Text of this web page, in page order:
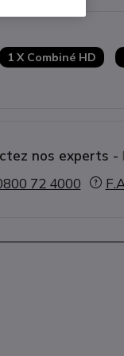
;Bluetooth 5.0
de bureau
supérieure
vidéo à 3
1 X Combiné HD
nos experts -
72 4000